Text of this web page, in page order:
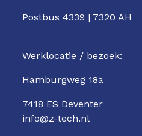
Postbus 4339 | 7320 AH
Werklocatie / bezoek:
Hamburgweg 18a
7418 ES Deventer
info@z-tech.nl